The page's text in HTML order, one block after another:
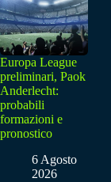
Europa League
preliminari, Paok
Anderlecht:
probabili
formazioni e
pronostico
6 Agosto
2026